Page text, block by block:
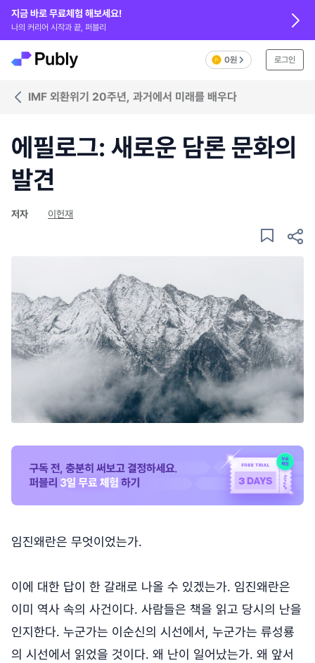
지금 바로 무료체험 해보세요!
나의 커리어 시작과 끝, 퍼블리
0원 로그인
IMF 외환위기 20주년, 과거에서 미래를 배우다
에필로그: 새로운 담론 문화의
발견
저자 이헌재
임진왜란은 무엇이었는가.
이에 대한 답이 한 갈래로 나올 수 있겠는가. 임진왜란은
이미 역사 속의 사건이다. 사람들은 책을 읽고 당시의 난을
인지한다. 누군가는 이순신의 시선에서, 누군가는 류성룡
의 시선에서 읽었을 것이다. 왜 난이 일어났는가. 왜 앞서